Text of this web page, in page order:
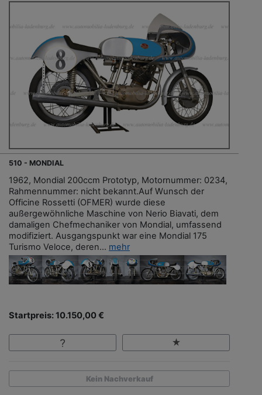
510 - MONDIAL
1962, Mondial 200ccm Prototyp, Motornummer: 0234,
Rahmennummer: nicht bekannt.Auf Wunsch der
Officine Rossetti (OFMER) wurde diese
außergewöhnliche Maschine von Nerio Biavati, dem
damaligen Chefmechaniker von Mondial, umfassend
modifiziert. Ausgangspunkt war eine Mondial 175
Turismo Veloce, deren... mehr
Startpreis: 10.150,00 €
Kein Nachverkauf